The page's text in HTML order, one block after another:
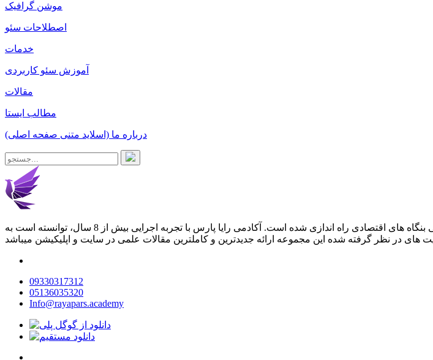
موشن گرافیک
اصطلاحات سئو
خدمات
آموزش سئو کاربردی
مقالات
مطالب ایستا
درباره ما (اسلاید متنی صفحه اصلی)
آکادمی رایا پارس با آموزش دیجیتال مارکتینگ در مشهد و هدف ارتقا سطح علمی نیروهای انسانی بنگاه های اقتصادی راه اندازی شده است. آکادمی رایا پارس با تجربه اجرایی بیش از 8 سال، توانسته است به
09330317312
05136035320
Info@rayapars.academy